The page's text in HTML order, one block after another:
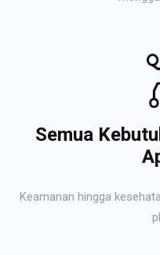
Semua
Keamanan hingga